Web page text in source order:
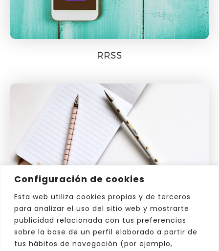
Configuración de cookies
Esta web utiliza cookies propias y de terceros
para analizar el uso del sitio web y mostrarte
publicidad relacionada con tus preferencias
sobre la base de un perfil elaborado a partir de
tus hábitos de navegación (por ejemplo,
RRSS
Atención al Cliente